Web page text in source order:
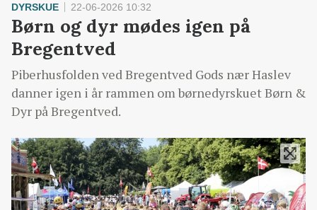
DYRSKUE 22-06-2026 10:32
Børn og dyr mødes igen på
Bregentved
Piberhusfolden ved Bregentved Gods nær Haslev
danner igen i år rammen om børnedyrskuet Børn &
Dyr på Bregentved.